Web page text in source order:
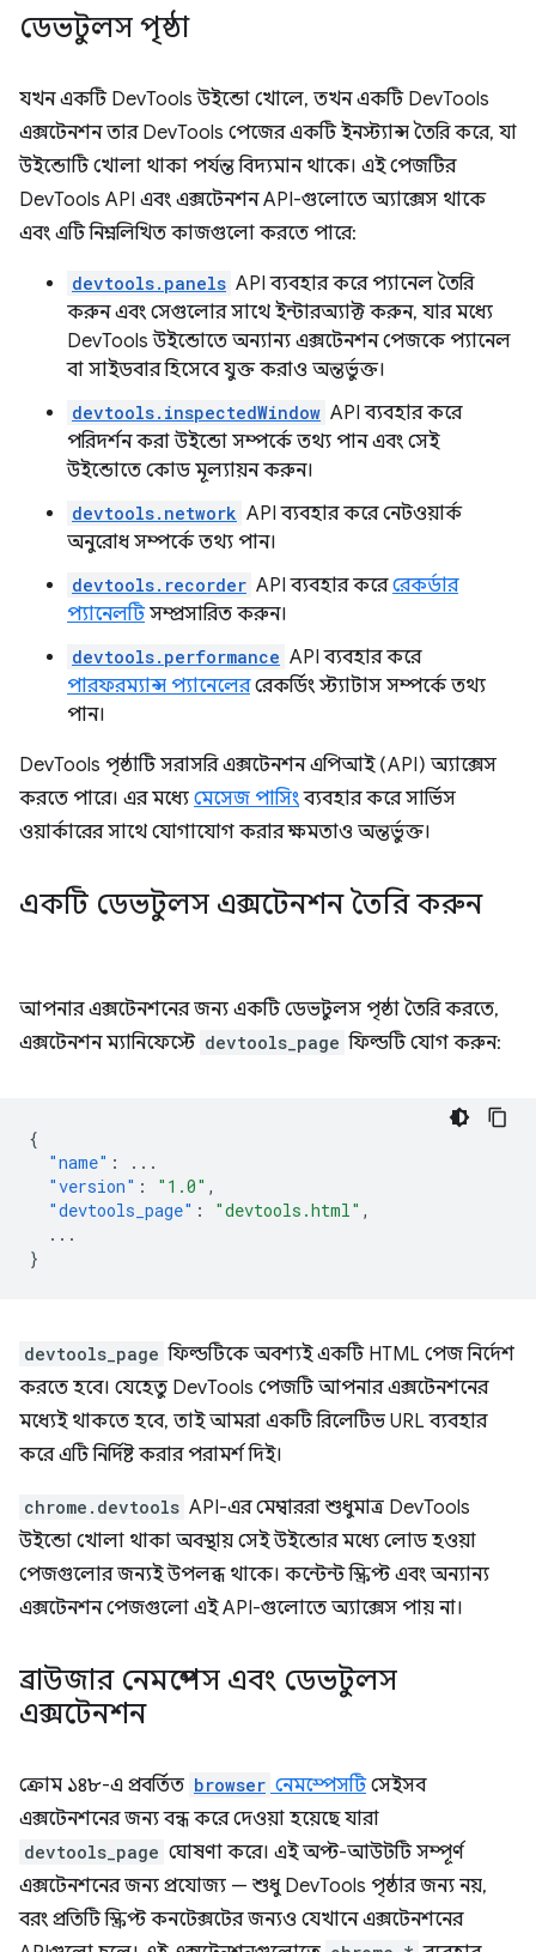
ডেভটুলস পৃষ্ঠা
যখন একটি DevTools উইন্ডো খোলে, তখন একটি DevTools
এক্সটেনশন তার DevTools পেজের একটি ইনস্ট্যান্স তৈরি করে, যা
উইন্ডোটি খোলা থাকা পর্যন্ত বিদ্যমান থাকে। এই পেজটির
DevTools API এবং এক্সটেনশন API-গুলোতে অ্যাক্সেস থাকে
এবং এটি নিম্নলিখিত কাজগুলো করতে পারে:
devtools.panels API ব্যবহার করে প্যানেল তৈরি
করুন এবং সেগুলোর সাথে ইন্টারঅ্যাক্ট করুন, যার মধ্যে
DevTools উইন্ডোতে অন্যান্য এক্সটেনশন পেজকে প্যানেল
বা সাইডবার হিসেবে যুক্ত করাও অন্তর্ভুক্ত।
devtools.inspectedWindow API ব্যবহার করে
পরিদর্শন করা উইন্ডো সম্পর্কে তথ্য পান এবং সেই
উইন্ডোতে কোড মূল্যায়ন করুন।
devtools.network API ব্যবহার করে নেটওয়ার্ক
অনুরোধ সম্পর্কে তথ্য পান।
devtools.recorder API ব্যবহার করেরেকর্ডার
প্যানেলটিসম্প্রসারিত করুন।
devtools.performance API ব্যবহার করে
পারফরম্যান্স প্যানেলেররেকর্ডিং স্ট্যাটাস সম্পর্কে তথ্য
পান।
DevTools পৃষ্ঠাটি সরাসরি এক্সটেনশন এপিআই (API) অ্যাক্সেস
করতে পারে। এর মধ্যে মেসেজ পাসিংব্যবহার করে সার্ভিস
ওয়ার্কারের সাথে যোগাযোগ করার ক্ষমতাও অন্তর্ভুক্ত।
একটি ডেভটুলস এক্সটেনশন তৈরি করুন
আপনার এক্সটেনশনের জন্য একটি ডেভটুলস পৃষ্ঠা তৈরি করতে,
এক্সটেনশন ম্যানিফেস্টে devtools_page ফিল্ডটি যোগ করুন:
{
"name" :
...
"version" : "1.0" ,
"devtools_page" : "devtools.html" ,
...
}
devtools_page ফিল্ডটিকে অবশ্যই একটি HTML পেজ নির্দেশ
করতে হবে। যেহেতু DevTools পেজটি আপনার এক্সটেনশনের
মধ্যেই থাকতে হবে, তাই আমরা একটি রিলেটিভ URL ব্যবহার
করে এটি নির্দিষ্ট করার পরামর্শ দিই।
chrome.devtools API-এর মেম্বাররা শুধুমাত্র DevTools
উইন্ডো খোলা থাকা অবস্থায় সেই উইন্ডোর মধ্যে লোড হওয়া
পেজগুলোর জন্যই উপলব্ধ থাকে। কন্টেন্ট স্ক্রিপ্ট এবং অন্যান্য
এক্সটেনশন পেজগুলো এই API-গুলোতে অ্যাক্সেস পায় না।
ব্রাউজার নেমস্পেস এবং ডেভটুলস
এক্সটেনশন
ক্রোম ১৪৮-এ প্রবর্তিত browser নেমস্পেসটিসেইসব
এক্সটেনশনের জন্য বন্ধ করে দেওয়া হয়েছে যারা
devtools_page ঘোষণা করে। এই অপ্ট-আউটটি সম্পূর্ণ
এক্সটেনশনের জন্য প্রযোজ্য — শুধু DevTools পৃষ্ঠার জন্য নয়,
বরং প্রতিটি স্ক্রিপ্ট কনটেক্সটের জন্যও যেখানে এক্সটেনশনের